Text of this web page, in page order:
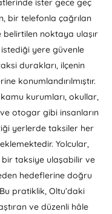
ister gece geç
bir telefonla çağrılan
belirtilen noktaya ulaşır
yere güvenle
durakları, ilçenin
konumlandırılmıştır.
kurumları, okullar,
otogar gibi insanların
yerlerde taksiler her
Yolcular,
taksiye ulaşabilir ve
hedeflerine doğru
pratiklik, Oltu’daki
ve düzenli hâle